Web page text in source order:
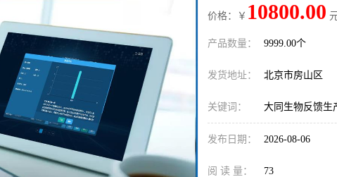
价格：￥ 10800.00
产品数量： 9999.00个
发货地址： 北京市房山区
关键词： 大同生物反馈生
发布日期： 2026-08-06
阅 读 量： 73